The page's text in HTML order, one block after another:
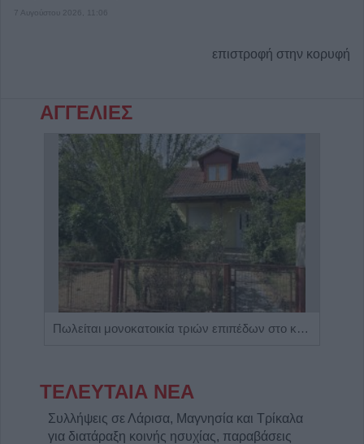
7 Αυγούστου 2026, 11:06
επιστροφή στην κορυφή
ΑΓΓΕΛΙΕΣ
Πωλείται μονοκατοικία τριών επιπέδων στο καταπράσινο Πευκόφυτο Καρδίτσας
ΤΕΛΕΥΤΑΙΑ ΝΕΑ
Συλλήψεις σε Λάρισα, Μαγνησία και Τρίκαλα
για διατάραξη κοινής ησυχίας, παραβάσεις